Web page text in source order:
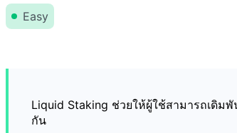
Easy
Liquid Staking ช่วยให้ผู้ใช้สามารถเดิม
กัน